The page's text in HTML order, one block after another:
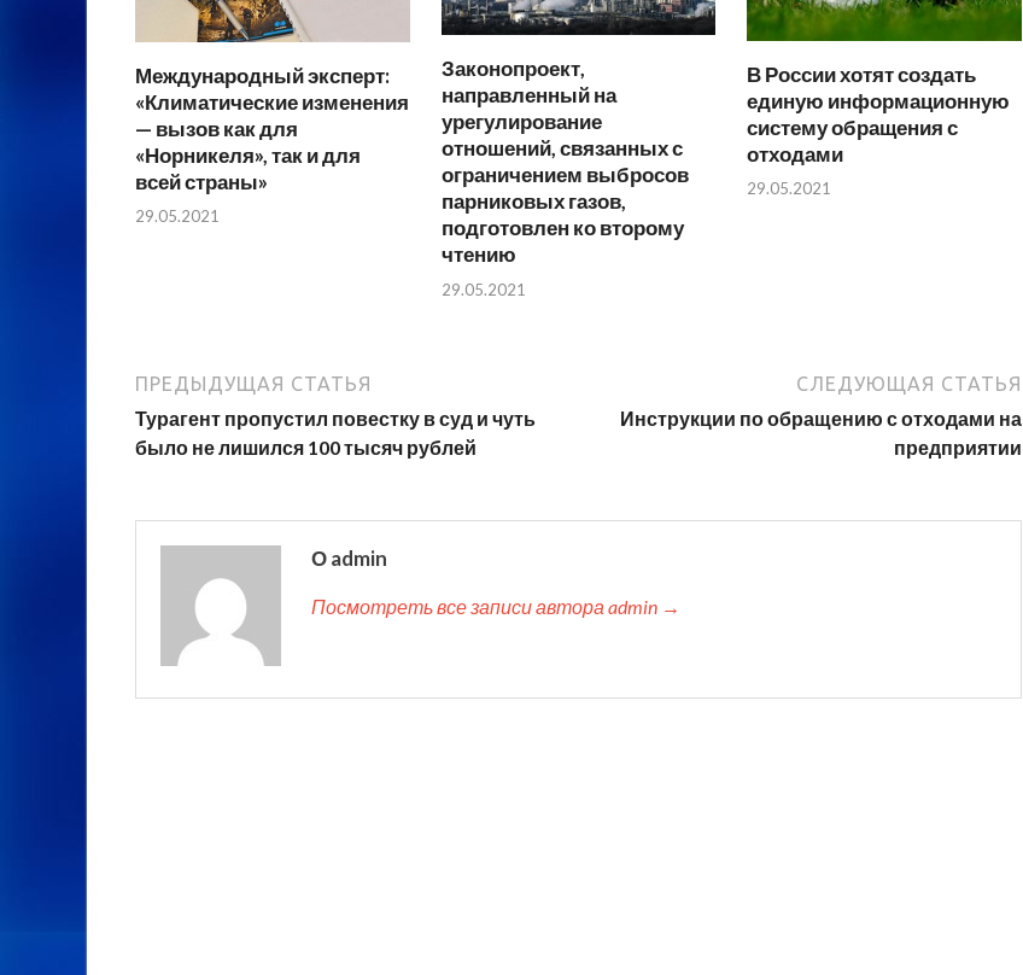
Международный эксперт:
«Климатические изменения
— вызов как для
«Норникеля», так и для
всей страны»
29.05.2021
Законопроект,
направленный на
урегулирование
отношений, связанных с
ограничением выбросов
парниковых газов,
подготовлен ко второму
чтению
29.05.2021
В России хотят создать
единую информационную
систему обращения с
отходами
29.05.2021
ПРЕДЫДУЩАЯ СТАТЬЯ
Турагент пропустил повестку в суд и чуть
было не лишился 100 тысяч рублей
СЛЕДУЮЩАЯ СТАТЬЯ
Инструкции по обращению с отходами на
предприятии
О admin
Посмотреть все записи автора admin →